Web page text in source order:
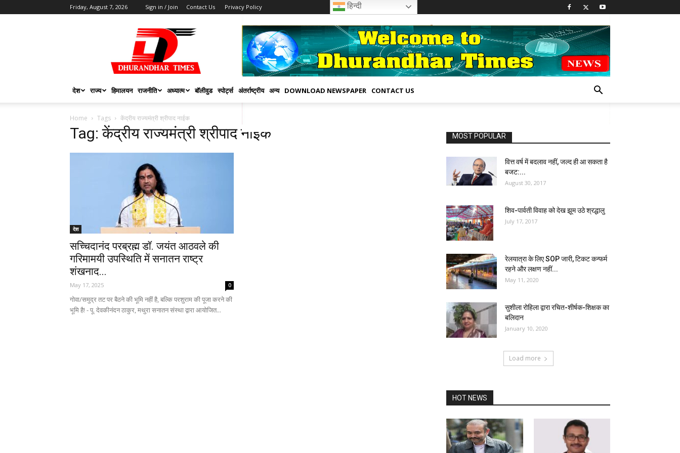
Friday, August 7, 2026 Sign in / Join Contact Us Privacy Policy हिन्दी
DHURANDHAR
TIMES
देश राज्य हिमालयन राजनीति अध्यात्म बॉलीवुड स्पोर्ट्स अंतर्राष्ट्रीय अन्य DOWNLOAD NEWSPAPER CONTACT US
Home Tags केंद्रीय राज्यमंत्री श्रीपाद नाईक
Tag: केंद्रीय राज्यमंत्री श्रीपाद नाईक
देश
सच्चिदानंद परब्रह्म डॉ. जयंत आठवले की
गरिमामयी उपस्थिति में सनातन राष्ट्र
शंखनाद...
May 17, 2025 0
गोवा/समुद्र तट पर बैठने की भूमि नहीं है, बल्कि परशुराम की पूजा करने की
भूमि है! - पू. देवकीनंदन ठाकुर, मथुरा सनातन संस्था द्वारा आयोजित...
MOST POPULAR
वित्त वर्ष में बदलाव नहीं, जल्द ही आ सकता है
बजट:...
August 30, 2017
शिव-पार्वती विवाह को देख झूम उठे श्रद्धालु
July 17, 2017
रेलयात्रा के लिए SOP जारी, टिकट कन्फर्म
रहने और लक्षण नहीं...
May 11, 2020
सुशीला रोहिला द्वारा रचित-शीर्षक-शिक्षक का
बलिदान
January 10, 2020
Load more
HOT NEWS